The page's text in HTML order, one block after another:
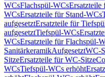
WCsFlachspül-WCsErsatzteile
WCsErsatzteile für Stand-WCs
aufgesetztErsatzteile für
aufgesetztTiefspül-WCs
WCsErsatzteile für Flachspül-
SanitärkeramikAufgesetztWC-
SitzeErsatzteile für WC-Sitze
WCsTiefspül-WCs erhöht